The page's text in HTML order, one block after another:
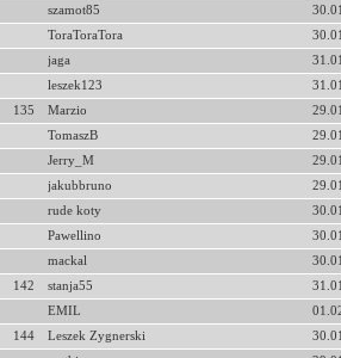
szamot85
ToraToraTora
jaga
leszek123
135
Marzio
TomaszB
Jerry_M
jakubbruno
rude koty
Pawellino
mackal
142
stanja55
EMIL
144
Leszek Zygnerski